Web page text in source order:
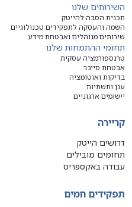
השירותים שלנו
תכנית הסבה להייטק
השמה והעסקה לתפקידים טכנולוגיים
שירותים מנוהלים ואבטחת מידע
תחומי ההתמחות שלנו
טרנספורמציה עסקית
אבטחת סייבר
בדיקות ואוטומציה
ענן ותשתיות
יישומים ארגוניים
קריירה
דרושים הייטק
תחומים מובילים
עבודה באקספריס
תפקידים חמים